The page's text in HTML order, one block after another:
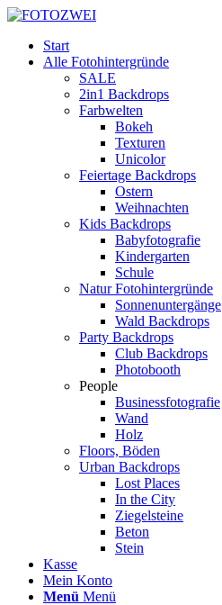
Start
Alle Fotohintergründe
SALE
2in1 Backdrops
Farbwelten
Bokeh
Texturen
Unicolor
Feiertage Backdrops
Ostern
Weihnachten
Kids Backdrops
Babyfotografie
Kindergarten
Schule
Natur Fotohintergründe
Sonnenuntergänge
Wald Backdrops
Party Backdrops
Club Backdrops
Photobooth
People
Businessfotografie
Wand
Holz
Floors, Böden
Urban Backdrops
Lost Places
In the City
Ziegelsteine
Beton
Stein
Kasse
Mein Konto
Menü Menü